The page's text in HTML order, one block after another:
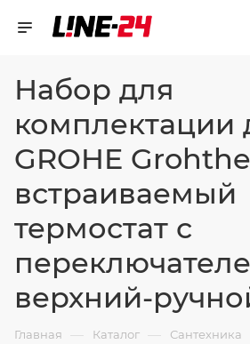
Набор для
комплектации
GROHE
встраиваемый
термостат с
верхний-
Главная — Каталог — Сантехника